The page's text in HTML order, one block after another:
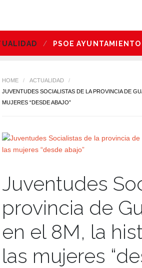
PSOE
HOME / ACTUALIDAD
/
JUVENTUDES SOCIALISTAS DE LA PROVINCIA DE
MUJERES “DESDE ABAJO”
Juventudes
provincia de
en el 8M, la
las mujeres